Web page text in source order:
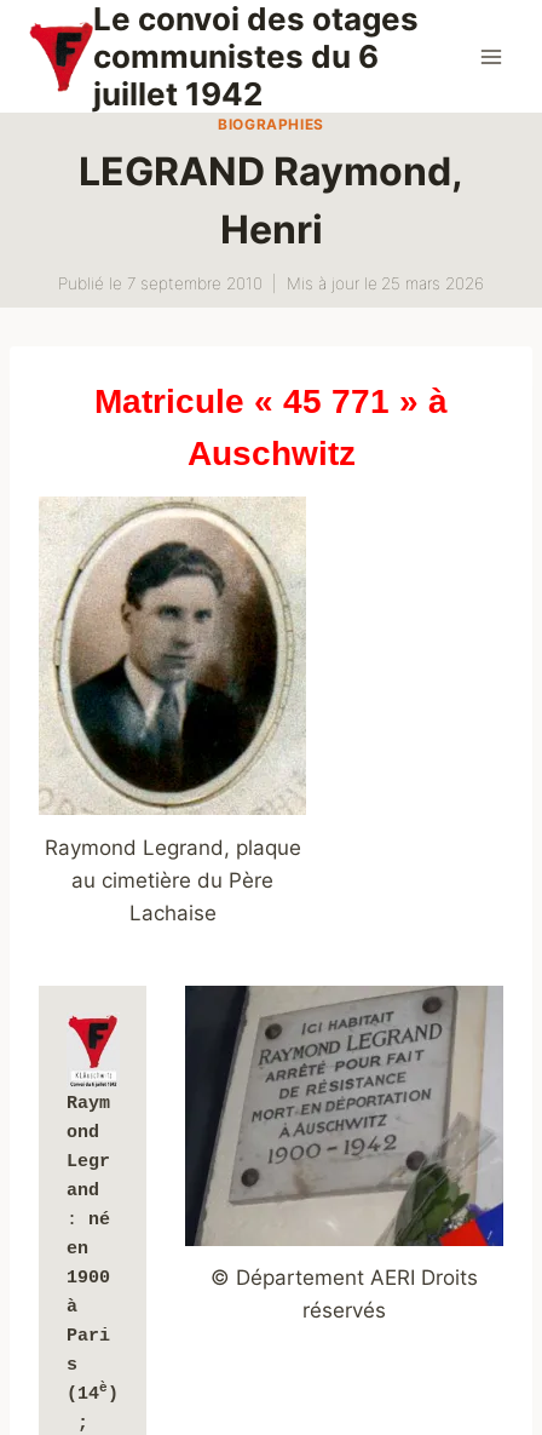
contenu
Le convoi des otages
communistes du 6
juillet 1942
BIOGRAPHIES
LEGRAND Raymond,
Henri
Publié le 7 septembre 2010 Mis à jour le 25 mars 2026
Matricule « 45 771 » à
Auschwitz
Raymond Legrand, plaque
au cimetière du Père
Lachaise
© Département AERI Droits
réservés
Raym
ond
Legr
and
: né
en
1900
à
Pari
s
(14è )
;